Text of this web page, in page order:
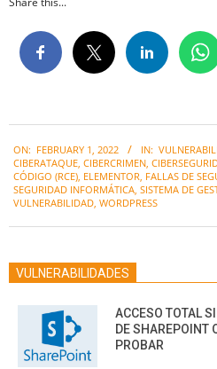
02-
01
ON: FEBRUARY 1, 2022 IN:
CIBERATAQUE CIBERCRIMEN
CÓDIGO (RCE) ELEMENTOR FALLAS DE
SEGURIDAD INFORMÁTICA SISTEMA DE
VULNERABILIDAD WORDPRESS
VULNERABILIDADES
ACCESO TOTAL
DE SHAREPOINT
PROBAR